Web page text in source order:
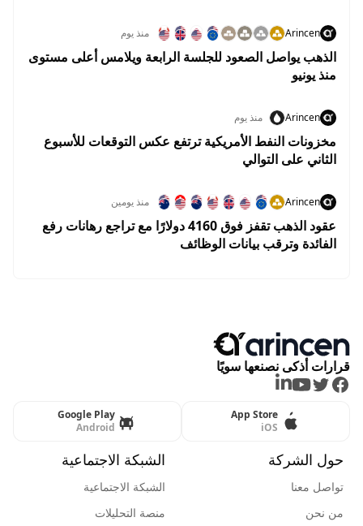
Arincen منذ يوم
الذهب يواصل الصعود للجلسة الرابعة ويلامس أعلى مستوى
منذ يونيو
Arincen منذ يوم
مخزونات النفط الأمريكية ترتفع عكس التوقعات للأسبوع
الثاني على التوالي
Arincen منذ يومين
عقود الذهب تقفز فوق 4160 دولارًا مع تراجع رهانات رفع
الفائدة وترقب بيانات الوظائف
قرارات أذكى نصنعها سويًا
Facebook
Twitter
Youtube
LinkedIn
App Store
iOS
Google Play
Android
حول الشركة
تواصل معنا
من نحن
الشبكة الاجتماعية
الشبكة الاجتماعية
منصة التحليلات